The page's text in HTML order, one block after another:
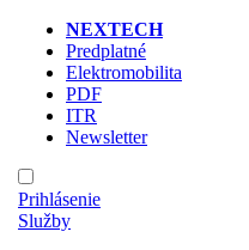
NEXTECH
Predplatné
Elektromobilita
PDF
ITR
Newsletter
Prihlásenie
Služby